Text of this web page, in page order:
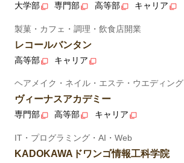
大学部 専門部 高等部 キャリア
製菓・カフェ・調理・飲食店開業
レコールバンタン
高等部 キャリア
ヘアメイク・ネイル・エステ・ウエディング
ヴィーナスアカデミー
専門部 高等部 キャリア
IT・プログラミング・AI・Web
KADOKAWAドワンゴ情報工科学院